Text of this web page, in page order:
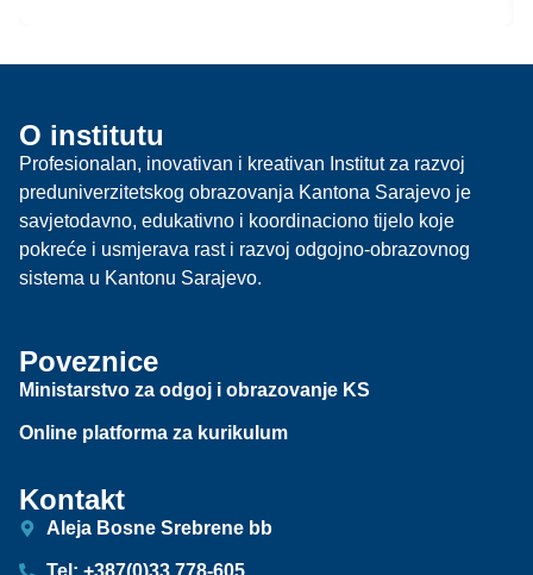
O institutu
Profesionalan, inovativan i kreativan Institut za razvoj
preduniverzitetskog obrazovanja Kantona Sarajevo je
savjetodavno, edukativno i koordinaciono tijelo koje
pokreće i usmjerava rast i razvoj odgojno-obrazovnog
sistema u Kantonu Sarajevo.
Poveznice
Ministarstvo za odgoj i obrazovanje KS
Online platforma za kurikulum
Kontakt
Aleja Bosne Srebrene bb